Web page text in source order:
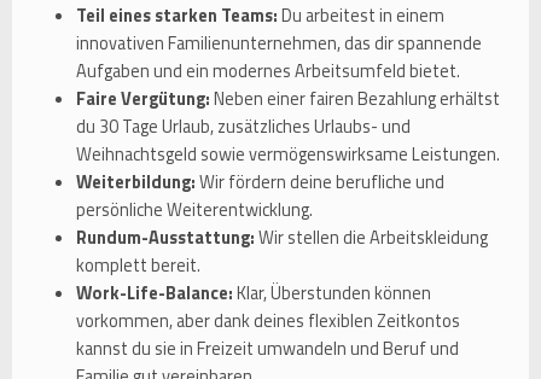
Teil eines starken Teams:Du arbeitest in einem
innovativen Familienunternehmen, das dir spannende
Aufgaben und ein modernes Arbeitsumfeld bietet.
Faire Vergütung:Neben einer fairen Bezahlung erhältst
du 30 Tage Urlaub, zusätzliches Urlaubs- und
Weihnachtsgeld sowie vermögenswirksame Leistungen.
Weiterbildung:Wir fördern deine berufliche und
persönliche Weiterentwicklung.
Rundum-Ausstattung:Wir stellen die Arbeitskleidung
komplett bereit.
Work-Life-Balance:Klar, Überstunden können
vorkommen, aber dank deines flexiblen Zeitkontos
kannst du sie in Freizeit umwandeln und Beruf und